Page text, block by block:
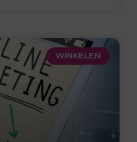
WINKELEN